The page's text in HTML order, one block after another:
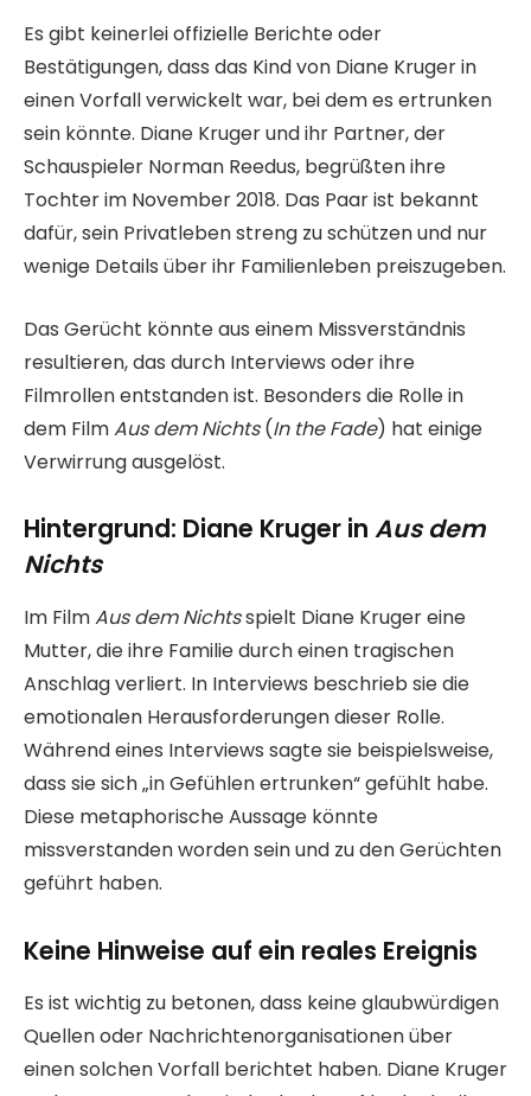
Es gibt keinerlei offizielle Berichte oder
Bestätigungen, dass das Kind von Diane Kruger in
einen Vorfall verwickelt war, bei dem es ertrunken
sein könnte. Diane Kruger und ihr Partner, der
Schauspieler Norman Reedus, begrüßten ihre
Tochter im November 2018. Das Paar ist bekannt
dafür, sein Privatleben streng zu schützen und nur
wenige Details über ihr Familienleben preiszugeben.
Das Gerücht könnte aus einem Missverständnis
resultieren, das durch Interviews oder ihre
Filmrollen entstanden ist. Besonders die Rolle in
dem FilmAus dem Nichts(In the Fade) hat einige
Verwirrung ausgelöst.
Hintergrund: Diane Kruger in Aus dem
Nichts
Im FilmAus dem Nichtsspielt Diane Kruger eine
Mutter, die ihre Familie durch einen tragischen
Anschlag verliert. In Interviews beschrieb sie die
emotionalen Herausforderungen dieser Rolle.
Während eines Interviews sagte sie beispielsweise,
dass sie sich „in Gefühlen ertrunken“ gefühlt habe.
Diese metaphorische Aussage könnte
missverstanden worden sein und zu den Gerüchten
geführt haben.
Keine Hinweise auf ein reales Ereignis
Es ist wichtig zu betonen, dass keine glaubwürdigen
Quellen oder Nachrichtenorganisationen über
einen solchen Vorfall berichtet haben. Diane Kruger